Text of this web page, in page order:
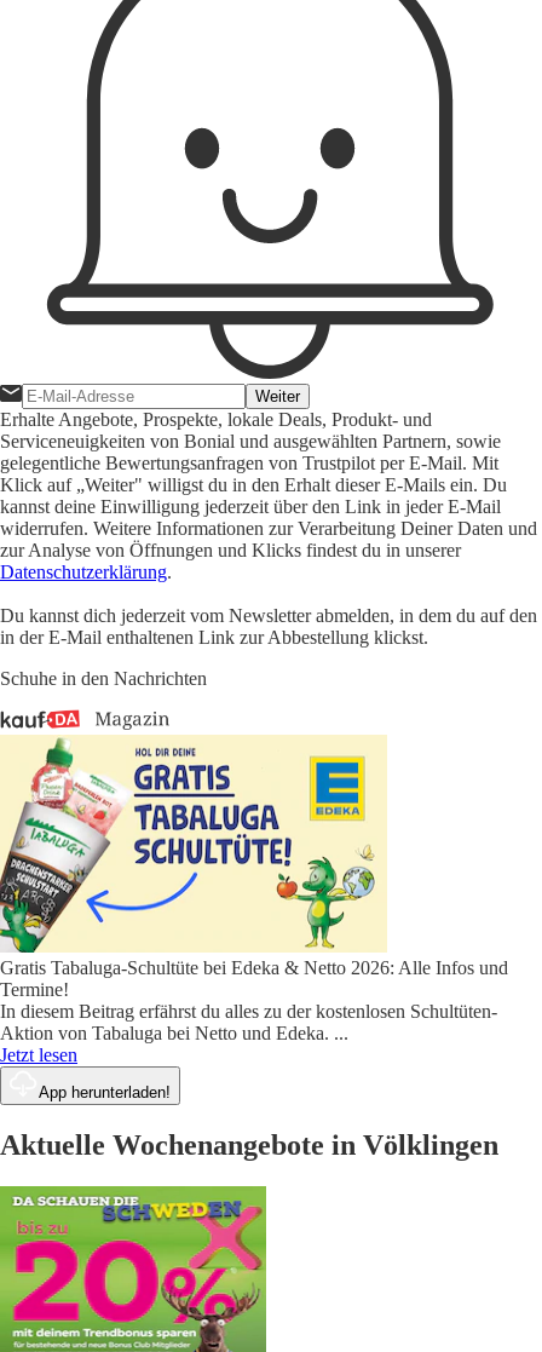
Weiter
Erhalte Angebote, Prospekte, lokale Deals, Produkt- und
Serviceneuigkeiten von Bonial und ausgewählten Partnern, sowie
gelegentliche Bewertungsanfragen von Trustpilot per E-Mail. Mit
Klick auf „Weiter" willigst du in den Erhalt dieser E-Mails ein. Du
kannst deine Einwilligung jederzeit über den Link in jeder E-Mail
widerrufen. Weitere Informationen zur Verarbeitung Deiner Daten und
zur Analyse von Öffnungen und Klicks findest du in unserer
Datenschutzerklärung.
Du kannst dich jederzeit vom Newsletter abmelden, in dem du auf den
in der E-Mail enthaltenen Link zur Abbestellung klickst.
Schuhe in den Nachrichten
Gratis Tabaluga-Schultüte bei Edeka & Netto 2026: Alle Infos und
Termine!
In diesem Beitrag erfährst du alles zu der kostenlosen Schultüten-
Aktion von Tabaluga bei Netto und Edeka. ...
Jetzt lesen
App herunterladen!
Aktuelle Wochenangebote in Völklingen